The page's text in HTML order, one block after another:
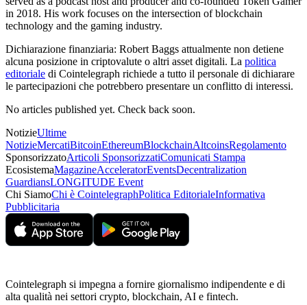
in 2018. His work focuses on the intersection of blockchain
technology and the gaming industry.
Dichiarazione finanziaria: Robert Baggs attualmente non detiene
alcuna posizione in criptovalute o altri asset digitali. La politica
editoriale di Cointelegraph richiede a tutto il personale di dichiarare
le partecipazioni che potrebbero presentare un conflitto di interessi.
No articles published yet. Check back soon.
NotizieUltime
NotizieMercatiBitcoinEthereumBlockchainAltcoinsRegolamento
SponsorizzatoArticoli SponsorizzatiComunicati Stampa
EcosistemaMagazineAcceleratorEventsDecentralization
GuardiansLONGITUDE Event
Chi SiamoChi è CointelegraphPolitica EditorialeInformativa
Pubblicitaria
Cointelegraph si impegna a fornire giornalismo indipendente e di
alta qualità nei settori crypto, blockchain, AI e fintech.